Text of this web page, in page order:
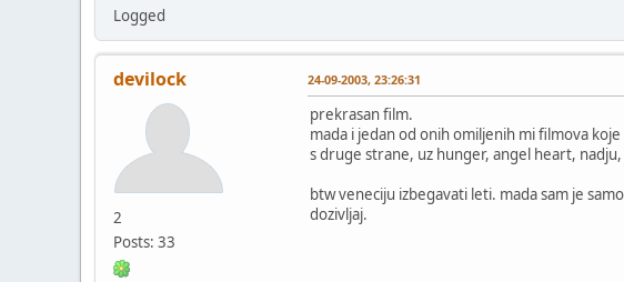
Logged
devilock
2
Posts: 33
24-09-2003, 23:26:31
prekrasan film.
mada i jedan od onih omiljenih mi filmova
s druge strane, uz hunger, angel heart,
btw veneciju izbegavati leti. mada sam je
dozivljaj.